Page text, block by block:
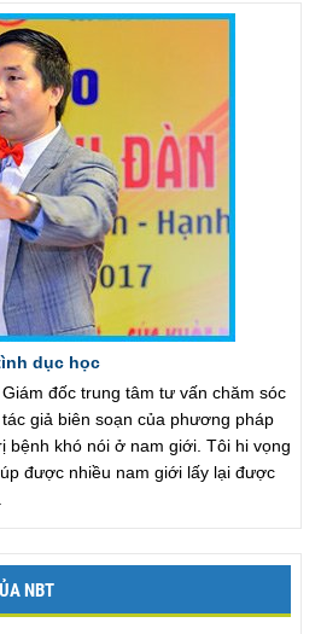
dục học
đốc trung tâm tư vấn chăm sóc
giả biên soạn của phương pháp
bệnh khó nói ở nam giới. Tôi hi vọng
được nhiều nam giới lấy lại được
NBT